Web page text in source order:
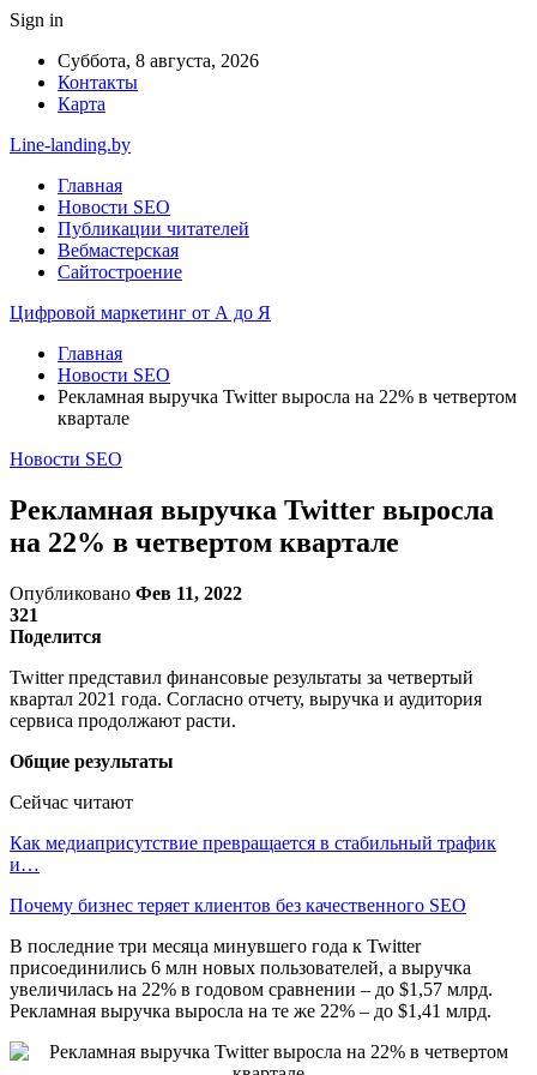
Sign in
Суббота, 8 августа, 2026
Контакты
Карта
Line-landing.by
Главная
Новости SEO
Публикации читателей
Вебмастерская
Сайтостроение
Цифровой маркетинг от А до Я
Главная
Новости SEO
Рекламная выручка Twitter выросла на 22% в четвертом
квартале
Новости SEO
Рекламная выручка Twitter выросла
на 22% в четвертом квартале
Опубликовано Фев 11, 2022
321
Поделится
Twitter представил финансовые результаты за четвертый
квартал 2021 года. Согласно отчету, выручка и аудитория
сервиса продолжают расти.
Общие результаты
Сейчас читают
Как медиаприсутствие превращается в стабильный трафик
и…
Почему бизнес теряет клиентов без качественного SEO
В последние три месяца минувшего года к Twitter
присоединились 6 млн новых пользователей, а выручка
увеличилась на 22% в годовом сравнении – до $1,57 млрд.
Рекламная выручка выросла на те же 22% – до $1,41 млрд.